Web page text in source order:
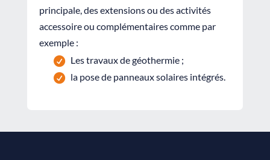
principale, des extensions ou des activités
accessoire ou complémentaires comme par
exemple :
Les travaux de géothermie ;
la pose de panneaux solaires intégrés.